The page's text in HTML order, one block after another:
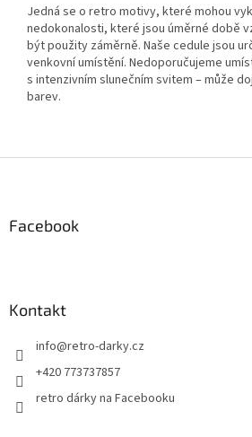
Jedná se o retro motivy, které mohou
nedokonalosti, které jsou úměrné době
být použity záměrně. Naše cedule jsou
venkovní umístění. Nedoporučujeme
s intenzivním slunečním svitem – může
barev.
Facebook
Kontakt
info@retro-darky.cz
+420 773737857
retro dárky na Facebooku